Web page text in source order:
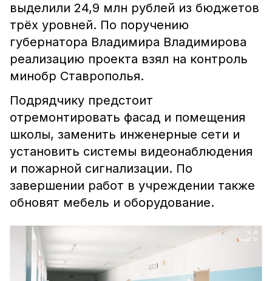
выделили 24,9 млн рублей из бюджетов
трёх уровней. По поручению
губернатора Владимира Владимирова
реализацию проекта взял на контроль
минобр Ставрополья.
Подрядчику предстоит
отремонтировать фасад и помещения
школы, заменить инженерные сети и
установить системы видеонаблюдения
и пожарной сигнализации. По
завершении работ в учреждении также
обновят мебель и оборудование.